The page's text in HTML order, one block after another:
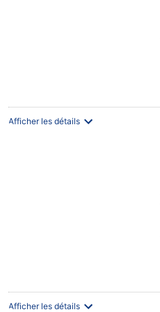
Afficher les détails
Afficher les détails